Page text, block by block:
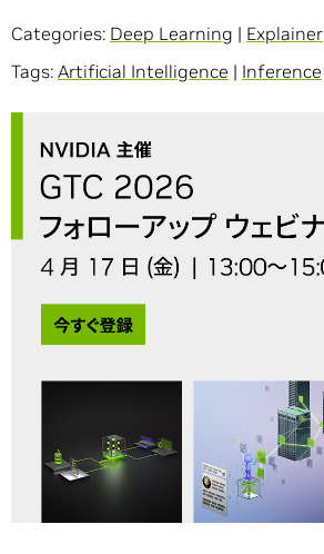
Categories: Deep Learning | Explainer
Tags: Artificial Intelligence | Inference